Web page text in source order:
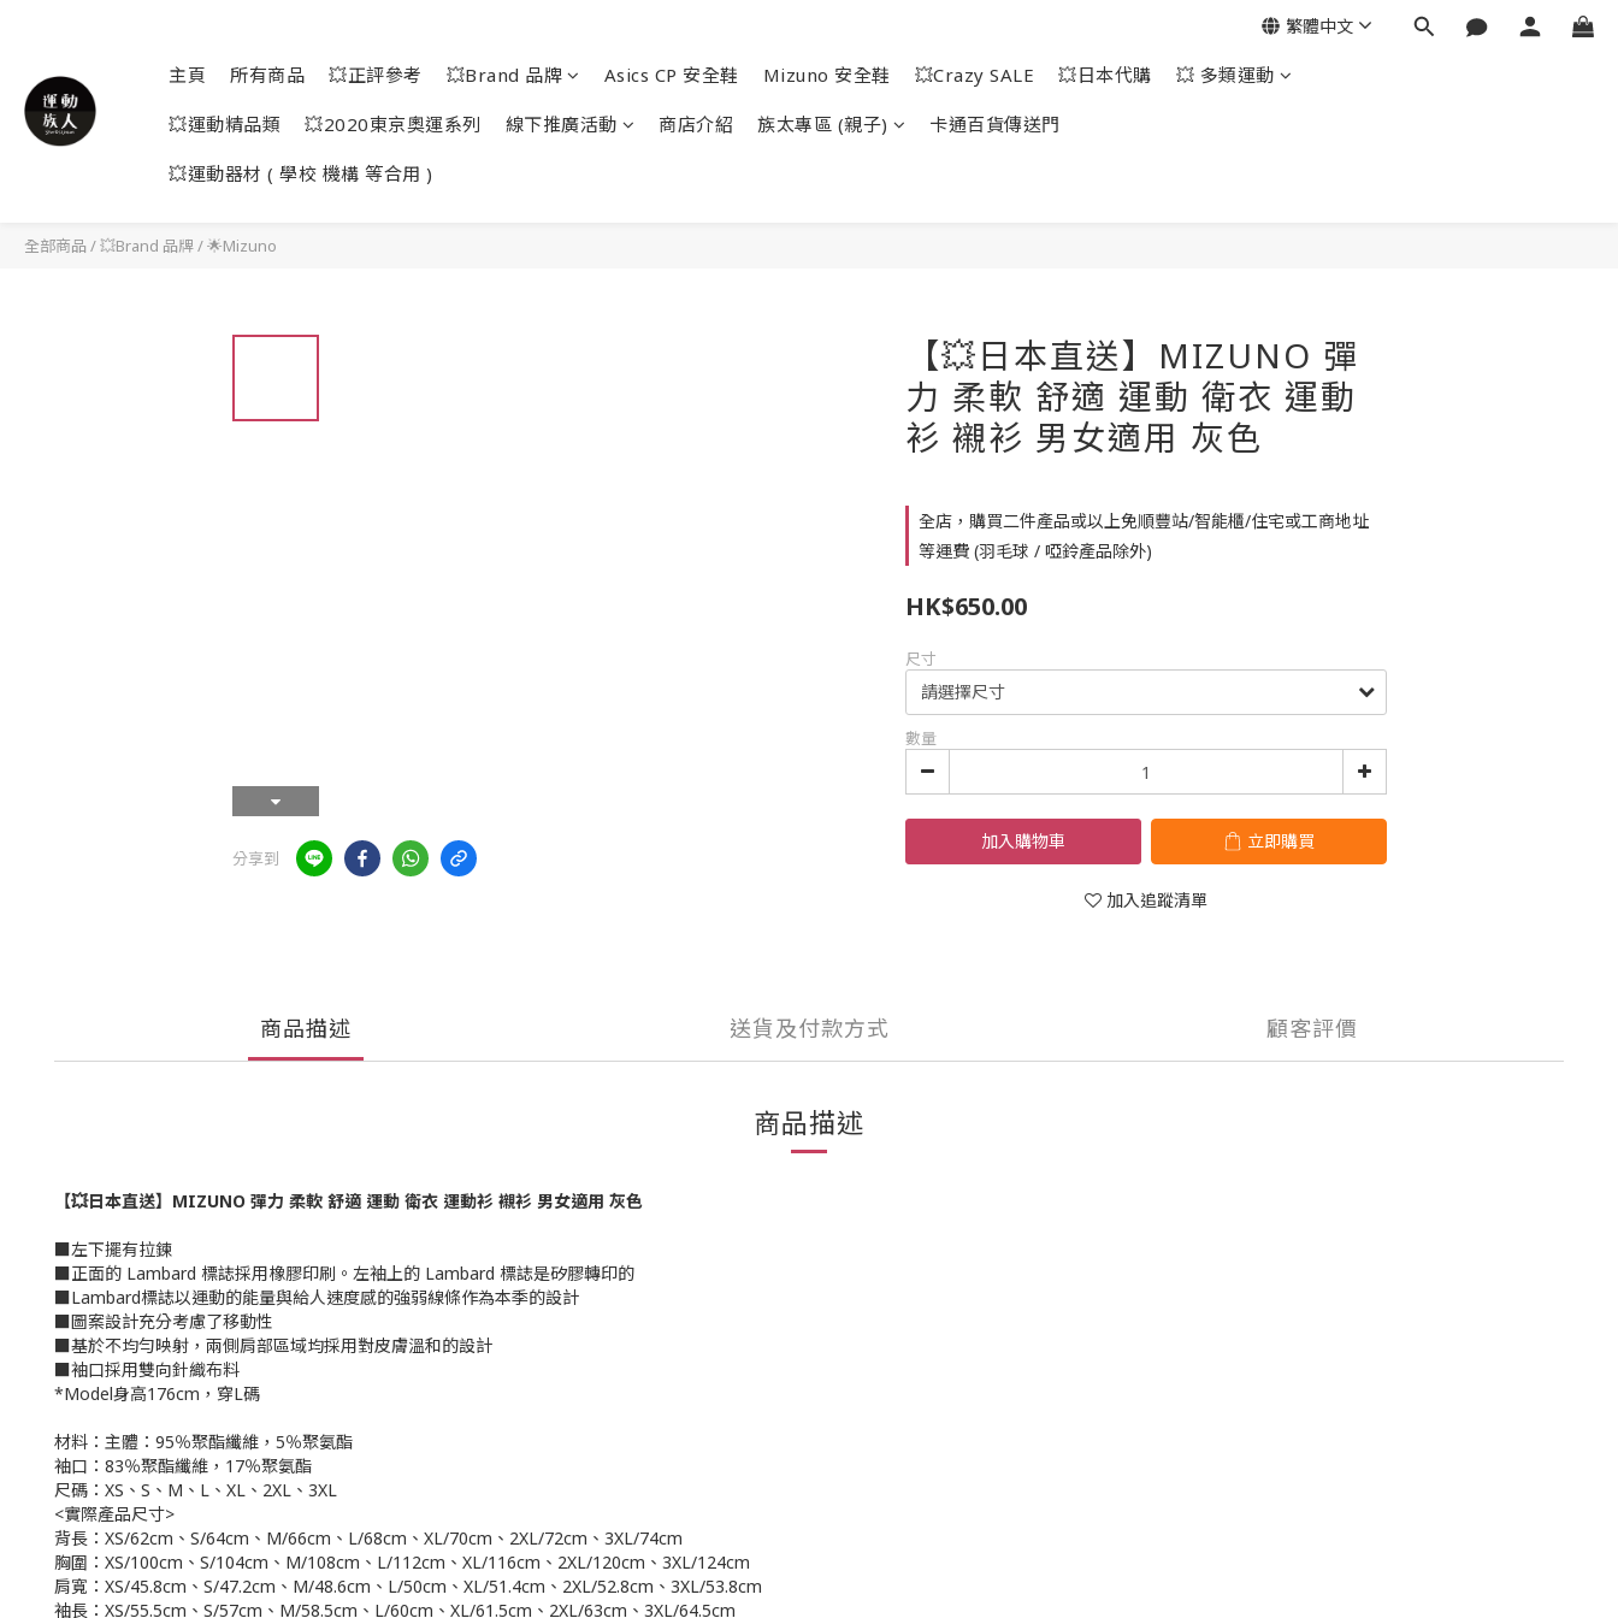
主頁 所有商品 💥正評參考 💥Brand 品牌 Asics CP 安全鞋 Mizuno 安全鞋 💥Crazy SALE 💥日本代購 💥 多類運動
💥運動精品類 💥2020東京奧運系列 線下推廣活動 商店介紹 族太專區 (親子) 卡通百貨傳送門
💥運動器材 ( 學校 機構 等合用 )
繁體中文
全部商品 /💥Brand 品牌/🌟Mizuno
分享到
【💥日本直送】MIZUNO 彈
力 柔軟 舒適 運動 衛衣 運動
衫 襯衫 男女適用 灰色
全店，購買二件產品或以上免順豐站/智能櫃/住宅或工商地址
等運費 (羽毛球 / 啞鈴產品除外)
HK$650.00
尺寸
數量
加入購物車 立即購買
加入追蹤清單
商品描述 送貨及付款方式 顧客評價
商品描述
【💥日本直送】MIZUNO 彈力 柔軟 舒適 運動 衛衣 運動衫 襯衫 男女適用 灰色
■左下擺有拉鍊
■正面的 Lambard 標誌採用橡膠印刷。左袖上的 Lambard 標誌是矽膠轉印的
■Lambard標誌以運動的能量與給人速度感的強弱線條作為本季的設計
■圖案設計充分考慮了移動性
■基於不均勻映射，兩側肩部區域均採用對皮膚溫和的設計
■袖口採用雙向針織布料
*Model身高176cm，穿L碼
材料： 主體：95％聚酯纖維，5％聚氨酯
袖口：83％聚酯纖維，17％聚氨酯
尺碼： XS、S、M、L、XL、2XL、3XL
<實際產品尺寸>
背長： XS/62cm、S/64cm、M/66cm、L/68cm、XL/70cm、2XL/72cm、3XL/74cm
胸圍：XS/100cm、S/104cm、M/108cm、L/112cm、XL/116cm、2XL/120cm、3XL/124cm
肩寬：XS/45.8cm、S/47.2cm、M/48.6cm、L/50cm、XL/51.4cm、2XL/52.8cm、3XL/53.8cm
袖長：XS/55.5cm、S/57cm、M/58.5cm、L/60cm、XL/61.5cm、2XL/63cm、3XL/64.5cm